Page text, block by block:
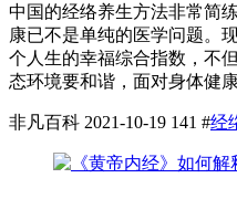
中国的经络养生方法非常简
康已不是单纯的医学问题。
个人生的幸福综合指数，不
态环境要和谐，面对身体健
非凡百科 2021-10-19 141 #经